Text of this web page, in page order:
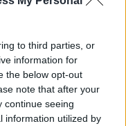
to third parties, or
information for
the below opt-out
note that after your
continue seeing
information utilized by